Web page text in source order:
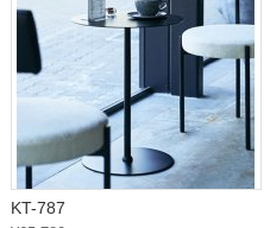
KT-787